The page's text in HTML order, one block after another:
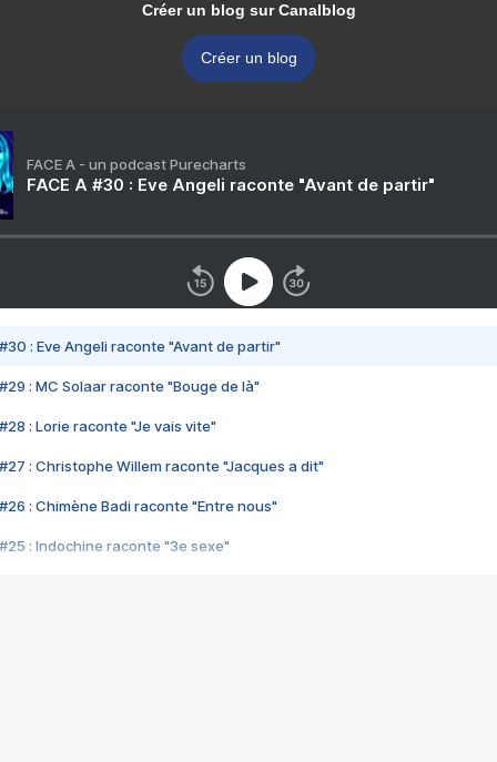
Créer un blog sur Canalblog
Créer un blog
FACE A - un podcast Purecharts
FACE A #30 : Eve Angeli raconte "Avant de partir"
#30 : Eve Angeli raconte "Avant de partir"
#29 : MC Solaar raconte "Bouge de là"
#28 : Lorie raconte "Je vais vite"
#27 : Christophe Willem raconte "Jacques a dit"
#26 : Chimène Badi raconte "Entre nous"
#25 : Indochine raconte "3e sexe"